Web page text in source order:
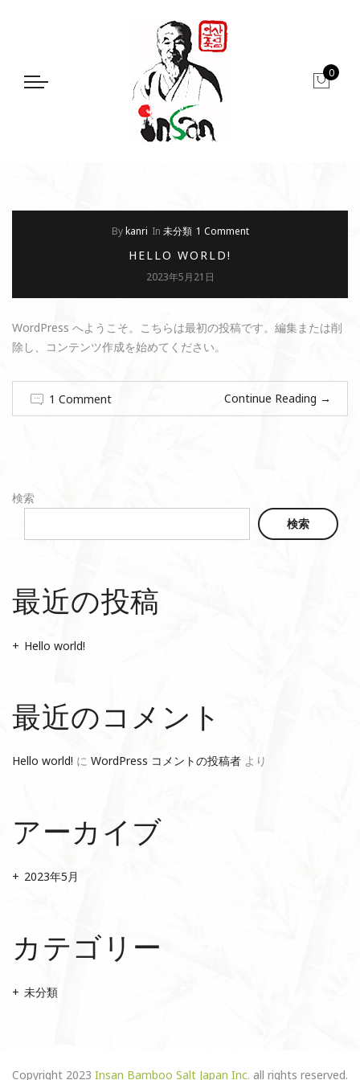
0
Bykanri In 未分類 1 Comment
HELLO WORLD!
2023年5月21日
WordPress へようこそ。こちらは最初の投稿です。編集または削
除し、コンテンツ作成を始めてください。
1 Comment Continue Reading →
検索
検索
最近の投稿
Hello world!
最近のコメント
Hello world! に WordPress コメントの投稿者 より
アーカイブ
2023年5月
カテゴリー
未分類
Copyright 2023 Insan Bamboo Salt Japan Inc. all rights reserved.